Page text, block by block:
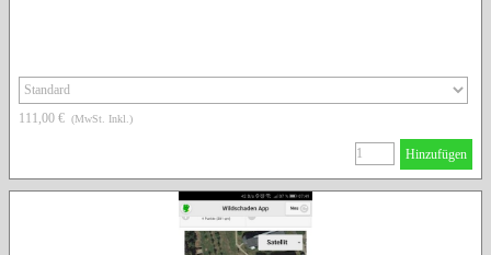
111,00 € (MwSt. Inkl.)
Hinzufügen